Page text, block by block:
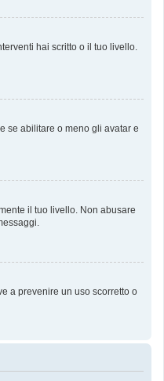
hai scritto o il tuo livello.
se abilitare o meno gli avatar e
il tuo livello. Non abusare
a prevenire un uso scorretto o